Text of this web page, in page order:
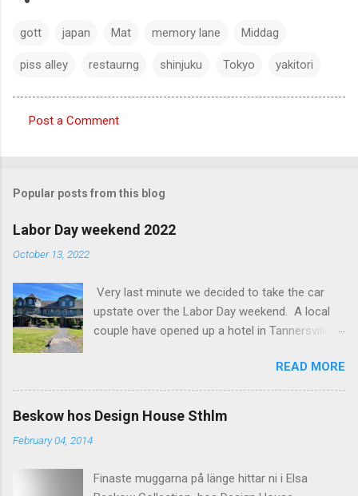
gott japan Mat memory lane Middag
piss alley restaurng shinjuku Tokyo yakitori
o
m
e
n
s
Post a Comment
Popular posts from this blog
Labor Day weekend 2022
October 13, 2022
Very last minute we decided to take the car
upstate over the Labor Day weekend. A local
couple have opened up a hotel in Tannersville
Beautiful place, Hotel Lilien . I think we came up
round the first week they were open. The entire
hotel looks like it's picked from an interior
magazine. We did not stay in the main building.
stayed in the house next to the main building
READ MORE
Beskow hos Design House Sthlm
February 04, 2014
Finaste muggarna på länge hittar ni i Elsa